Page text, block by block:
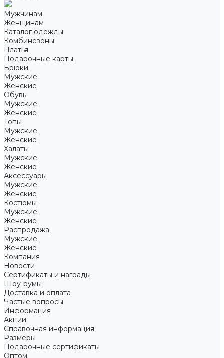
Мужчинам
Женщинам
Каталог одежды
Комбинезоны
Платья
Подарочные карты
Брюки
Мужские
Женские
Обувь
Мужские
Женские
Топы
Мужские
Женские
Халаты
Мужские
Женские
Аксессуары
Мужские
Женские
Костюмы
Мужские
Женские
Распродажа
Мужские
Женские
Компания
Новости
Сертификаты и награды
Шоу-румы
Доставка и оплата
Частые вопросы
Информация
Акции
Справочная информация
Размеры
Подарочные сертификаты
Оптом